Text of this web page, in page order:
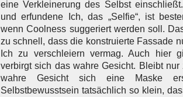
eine Verkleinerung des Selbst
und erfundene Ich, das „Selfie“, ist
wenn Coolness suggeriert werden soll.
zu schnell, dass die konstruierte Fassade
Ich zu verschleiern vermag. Auch hier
verbirgt sich das wahre Gesicht. Bleibt
wahre Gesicht sich eine Maske
Selbstbewusstsein tatsächlich so klein,